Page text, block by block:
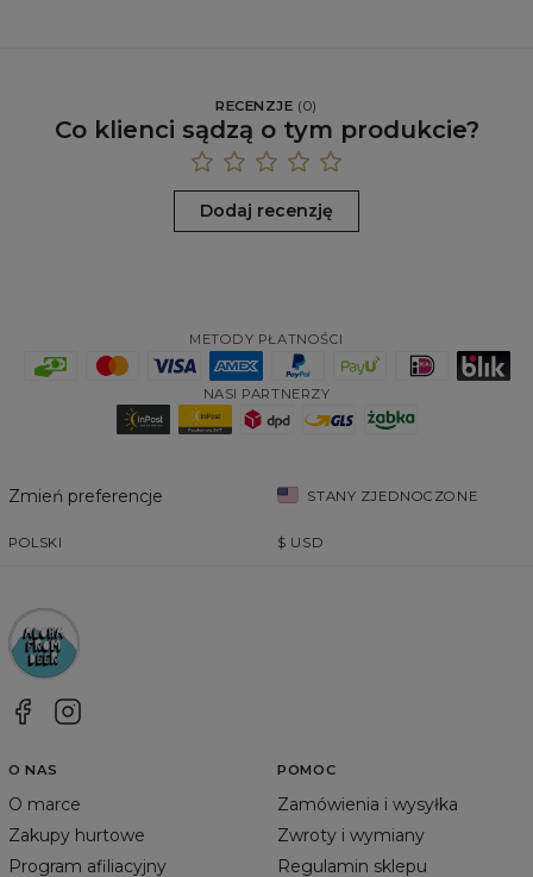
RECENZJE (0)
Co klienci sądzą o tym produkcie?
Dodaj recenzję
METODY PŁATNOŚCI
NASI PARTNERZY
Zmień preferencje STANY ZJEDNOCZONE
POLSKI $ USD
O NAS
O marce
Zakupy hurtowe
Program afiliacyjny
POMOC
Zamówienia i wysyłka
Zwroty i wymiany
Regulamin sklepu